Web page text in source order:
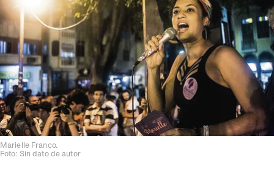
Marielle Franco.
Foto: Sin dato de autor